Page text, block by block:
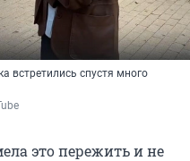
встретились спустя много
это пережить и не